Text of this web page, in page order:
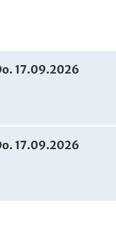
17.09.2026
17.09.2026